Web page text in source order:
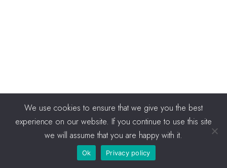
We use cookies to ensure that we give you the best
experience on our website. If you continue to use this site
we will assume that you are happy with it.
Ok Privacy policy